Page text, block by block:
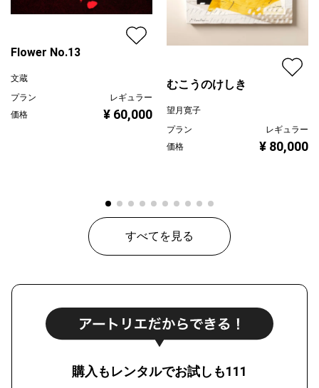
Flower No.13
文蔵
プラン
レギュラー
価格
¥ 60,000
むこうのけしき
望月寛子
プラン
レギュラー
価格
¥ 80,000
すべてを見る
購入もレンタルでお試しも111